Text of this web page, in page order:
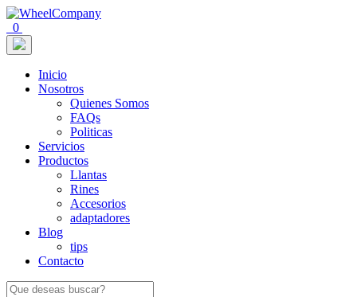
0
Inicio
Nosotros
Quienes Somos
FAQs
Politicas
Servicios
Productos
Llantas
Rines
Accesorios
adaptadores
Blog
tips
Contacto